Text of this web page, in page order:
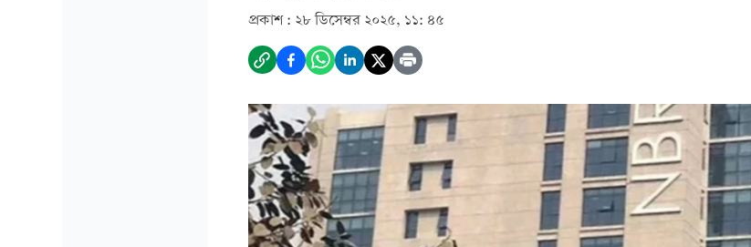
প্রকাশ : ২৮ ডিসেম্বর ২০২৫, ১১: ৪৫